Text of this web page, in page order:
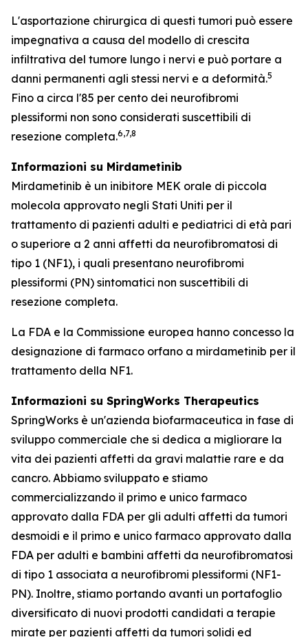
L'asportazione chirurgica di questi tumori può essere
impegnativa a causa del modello di crescita
infiltrativa del tumore lungo i nervi e può portare a
danni permanenti agli stessi nervi e a deformità.5
Fino a circa l'85 per cento dei neurofibromi
plessiformi non sono considerati suscettibili di
resezione completa.6,7,8
Informazioni su Mirdametinib
Mirdametinib è un inibitore MEK orale di piccola
molecola approvato negli Stati Uniti per il
trattamento di pazienti adulti e pediatrici di età pari
o superiore a 2 anni affetti da neurofibromatosi di
tipo 1 (NF1), i quali presentano neurofibromi
plessiformi (PN) sintomatici non suscettibili di
resezione completa.
La FDA e la Commissione europea hanno concesso la
designazione di farmaco orfano a mirdametinib per il
trattamento della NF1.
Informazioni su SpringWorks Therapeutics
SpringWorks è un'azienda biofarmaceutica in fase di
sviluppo commerciale che si dedica a migliorare la
vita dei pazienti affetti da gravi malattie rare e da
cancro. Abbiamo sviluppato e stiamo
commercializzando il primo e unico farmaco
approvato dalla FDA per gli adulti affetti da tumori
desmoidi e il primo e unico farmaco approvato dalla
FDA per adulti e bambini affetti da neurofibromatosi
di tipo 1 associata a neurofibromi plessiformi (NF1-
PN). Inoltre, stiamo portando avanti un portafoglio
diversificato di nuovi prodotti candidati a terapie
mirate per pazienti affetti da tumori solidi ed